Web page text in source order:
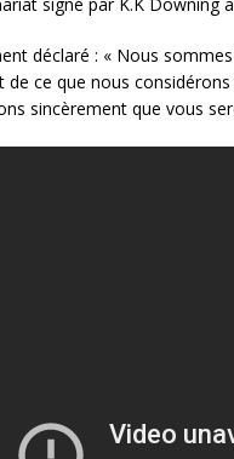
signé par K.K Downing
déclaré : « Nous
de ce que nous
sincèrement que vous